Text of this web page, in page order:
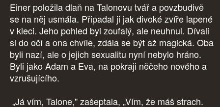
Einer položila dlaň na Talonovu tvář a povzbudivě
se na něj usmála. Připadal ji jak divoké zvíře lapené
v kleci. Jeho pohled byl zoufalý, ale neuhnul. Dívali
si do očí a ona chvíle, zdála se být až magická. Oba
byli nazí, ale o jejich sexualitu nyní nebylo hráno.
Byli jako Adam a Eva, na pokraji něčeho nového a
vzrušujícího.
„Já vím, Talone," zašeptala, „Vím, že máš strach.